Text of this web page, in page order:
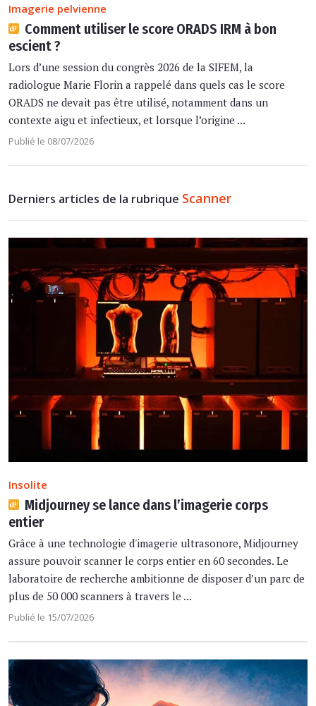
Imagerie pelvienne
Comment utiliser le score ORADS IRM à bon
escient ?
Lors d’une session du congrès 2026 de la SIFEM, la
radiologue Marie Florin a rappelé dans quels cas le score
ORADS ne devait pas être utilisé, notamment dans un
contexte aigu et infectieux, et lorsque l’origine ...
Publié le 08/07/2026
Derniers articles de la rubrique Scanner
Insolite
Midjourney se lance dans l’imagerie corps
entier
Grâce à une technologie d'imagerie ultrasonore, Midjourney
assure pouvoir scanner le corps entier en 60 secondes. Le
laboratoire de recherche ambitionne de disposer d’un parc de
plus de 50 000 scanners à travers le ...
Publié le 15/07/2026